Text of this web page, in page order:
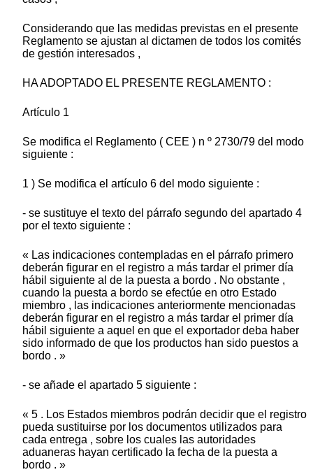
Considerando que las medidas previstas en el presente
Reglamento se ajustan al dictamen de todos los comités
de gestión interesados ,
HA ADOPTADO EL PRESENTE REGLAMENTO :
Artículo 1
Se modifica el Reglamento ( CEE ) n º 2730/79 del modo
siguiente :
1 ) Se modifica el artículo 6 del modo siguiente :
- se sustituye el texto del párrafo segundo del apartado 4
por el texto siguiente :
« Las indicaciones contempladas en el párrafo primero
deberán figurar en el registro a más tardar el primer día
hábil siguiente al de la puesta a bordo . No obstante ,
cuando la puesta a bordo se efectúe en otro Estado
miembro , las indicaciones anteriormente mencionadas
deberán figurar en el registro a más tardar el primer día
hábil siguiente a aquel en que el exportador deba haber
sido informado de que los productos han sido puestos a
bordo . »
- se añade el apartado 5 siguiente :
« 5 . Los Estados miembros podrán decidir que el registro
pueda sustituirse por los documentos utilizados para
cada entrega , sobre los cuales las autoridades
aduaneras hayan certificado la fecha de la puesta a
bordo . »